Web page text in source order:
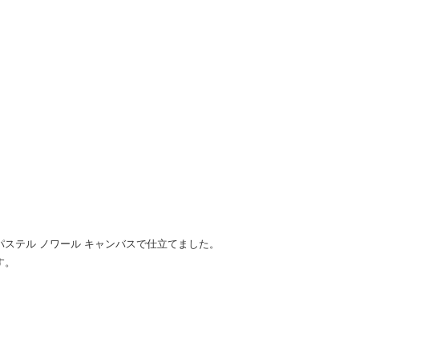
テル ノワール キャンバスで仕立てました。